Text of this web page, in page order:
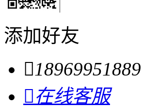
添加好友
18969951889
在线客服